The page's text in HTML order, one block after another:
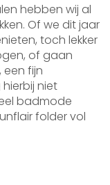
hebben wij al
Of we dit jaar
toch lekker
of gaan
fijn
niet
badmode
folder vol